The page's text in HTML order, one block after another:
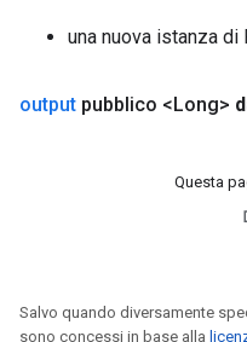
una nuova istanza
output pubblico <Long>
Questa
Salvo quando diversamente
sono concessi in base alla